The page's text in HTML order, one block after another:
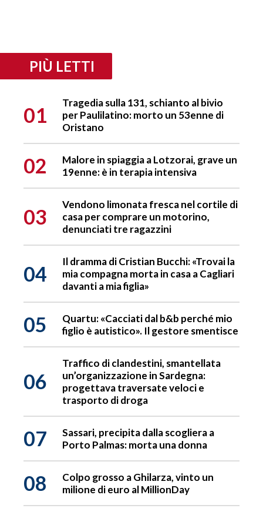
PIÙ LETTI
01
Tragedia sulla 131, schianto al bivio
per Paulilatino: morto un 53enne di
Oristano
02
Malore in spiaggia a Lotzorai, grave un
19enne: è in terapia intensiva
03
Vendono limonata fresca nel cortile di
casa per comprare un motorino,
denunciati tre ragazzini
04
Il dramma di Cristian Bucchi: «Trovai la
mia compagna morta in casa a Cagliari
davanti a mia figlia»
05
Quartu: «Cacciati dal b&b perché mio
figlio è autistico». Il gestore smentisce
06
Traffico di clandestini, smantellata
un’organizzazione in Sardegna:
progettava traversate veloci e
trasporto di droga
07
Sassari, precipita dalla scogliera a
Porto Palmas: morta una donna
08
Colpo grosso a Ghilarza, vinto un
milione di euro al MillionDay